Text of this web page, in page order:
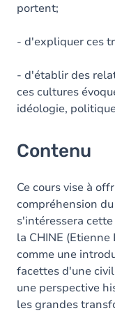
portent;
- d'expliquer ces
- d'établir des
ces cultures
idéologie,
Contenu
Ce cours vise à
compréhension
s'intéressera
la CHINE
comme une
facettes d'une
une perspective
les grandes